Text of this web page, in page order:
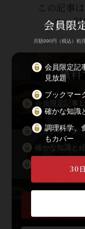
この記事は
残り：
無料
会員限定記事
題
ブックマーク
確かな知識と
調理科学、食
会
会員限
月額990円（税込）初
会員限定記
見放題
ブックマー
確かな知識
調理科学、
もカバー
30